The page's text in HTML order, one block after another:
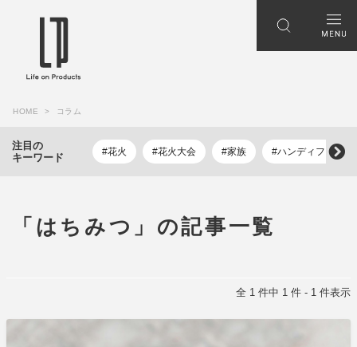
HOME コラム
注目の
キーワード
#花火 #花火大会 #家族 #ハンディファン
「はちみつ」の記事一覧
全 1 件中 1 件 - 1 件表示